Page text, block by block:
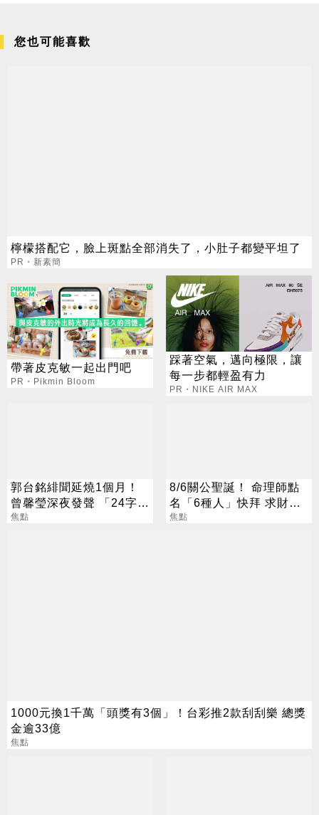
您也可能喜歡
檸檬搭配它，臉上斑點全部消失了，小肚子都變平坦了
PR・新素簡
帶著皮克敏一起出門吧
PR・Pikmin Bloom
踩著空氣，邁向極限，讓
每一步都輕盈有力
PR・NIKE AIR MAX
郭台銘緋聞延燒1個月！
曾馨瑩深夜發聲 「24字」
吐盡最心繫的事
焦點
8/6關公聖誕！ 命理師點
名「6種人」快拜 求財求
職保平安
焦點
1000元換1千萬「頭獎有3個」！台彩推2款刮刮樂 總獎
金逾33億
焦點